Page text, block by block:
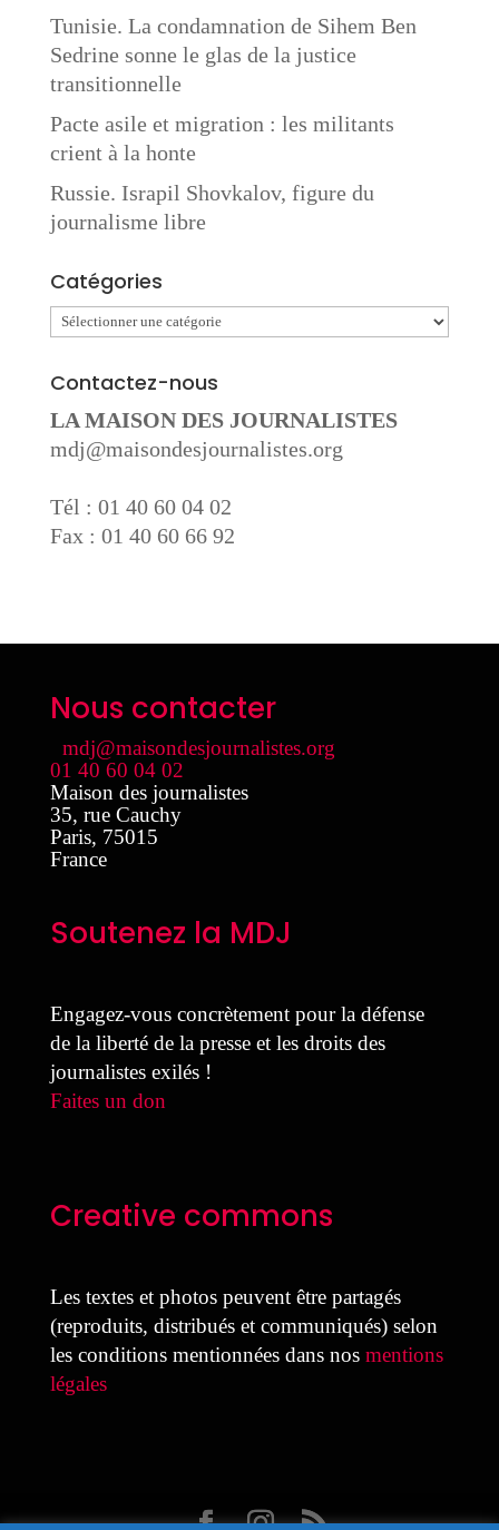
Tunisie. La condamnation de Sihem Ben
Sedrine sonne le glas de la justice
transitionnelle
Pacte asile et migration : les militants
crient à la honte
Russie. Israpil Shovkalov, figure du
journalisme libre
Catégories
Catégories
Contactez-nous
LA MAISON DES JOURNALISTES
mdj@maisondesjournalistes.org
Tél : 01 40 60 04 02
Fax : 01 40 60 66 92
Nous contacter
mdj@maisondesjournalistes.org
01 40 60 04 02
Maison des journalistes
35, rue Cauchy
Paris, 75015
France
Soutenez la MDJ
Engagez-vous concrètement pour la défense
de la liberté de la presse et les droits des
journalistes exilés !
Faites un don
Creative commons
Les textes et photos peuvent être partagés
(reproduits, distribués et communiqués) selon
les conditions mentionnées dans nos mentions
légales